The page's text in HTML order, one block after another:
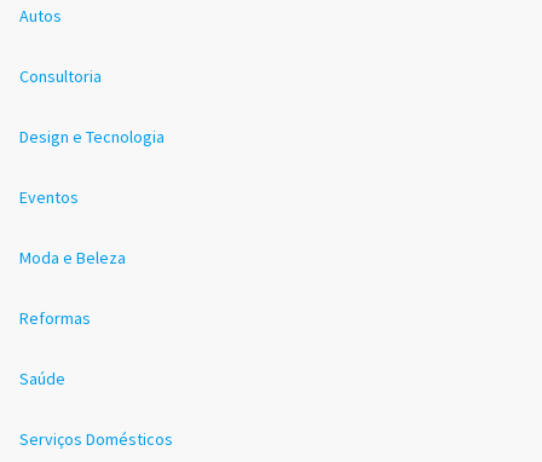
Autos
Consultoria
Design e Tecnologia
Eventos
Moda e Beleza
Reformas
Saúde
Serviços Domésticos